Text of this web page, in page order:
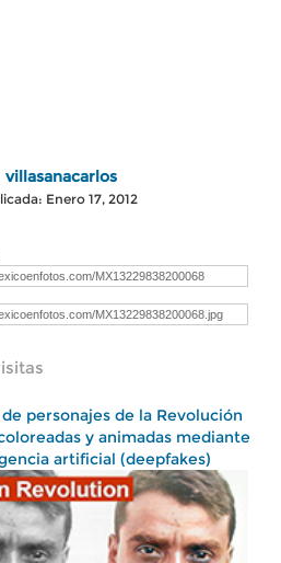
villasanacarlos
Enero 17, 2012
personajes de la Revolución
y animadas mediante
artificial (deepfakes)